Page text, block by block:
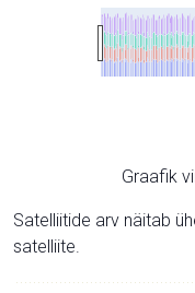
Graafik
Satelliitide arv näitab
satelliite.